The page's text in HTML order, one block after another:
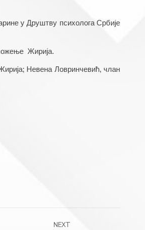
у Друштву психолога Србије
Жирија.
Невена Ловринчевић, члан
NEXT